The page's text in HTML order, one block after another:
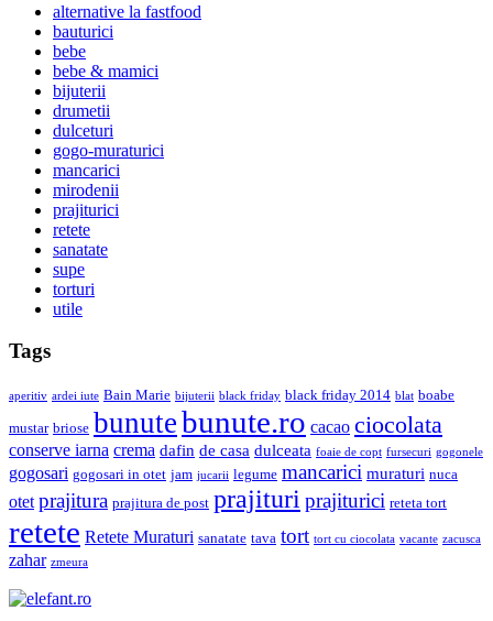
alternative la fastfood
bauturici
bebe
bebe & mamici
bijuterii
drumetii
dulceturi
gogo-muraturici
mancarici
mirodenii
prajiturici
retete
sanatate
supe
torturi
utile
Tags
aperitiv ardei iute Bain Marie bijuterii black friday black friday 2014 blat boabe
mustar briose bunutebunute.ro cacao ciocolata
conserve iarna crema dafin de casa dulceata foaie de copt fursecuri gogonele
gogosari gogosari in otet jam jucarii legume mancarici muraturi nuca
otet prajitura prajitura de post prajituri prajiturici reteta tort
retete Retete Muraturi sanatate tava tort tort cu ciocolata vacante zacusca
zahar zmeura